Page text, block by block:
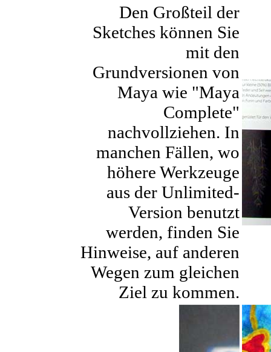
Den Großteil der
Sketches können Sie
mit den
Grundversionen von
Maya wie "Maya
Complete"
nachvollziehen. In
manchen Fällen, wo
höhere Werkzeuge
aus der Unlimited-
Version benutzt
werden, finden Sie
Hinweise, auf anderen
Wegen zum gleichen
Ziel zu kommen.